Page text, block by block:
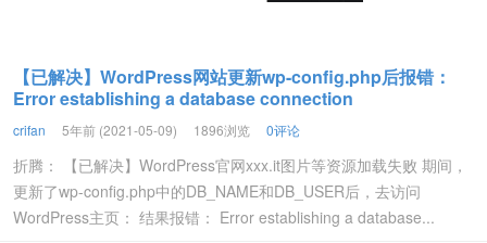
【已解决】WordPress网站更新wp-config.php后报错：
Error establishing a database connection
crifan 5年前 (2021-05-09) 1896浏览 0评论
折腾： 【已解决】WordPress官网xxx.it图片等资源加载失败 期间，
更新了wp-config.php中的DB_NAME和DB_USER后，去访问
WordPress主页： 结果报错： Error establishing a database...